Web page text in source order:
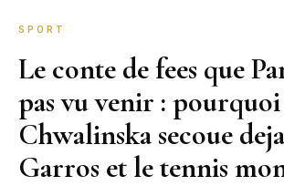
SPORT
Le conte de fees que
pas vu venir :
Chwalinska secoue
Garros et le tennis